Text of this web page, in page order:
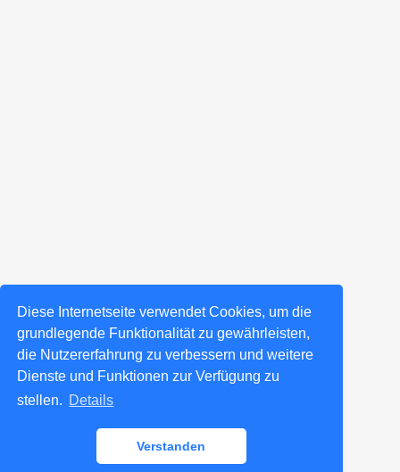
Diese Internetseite verwendet Cookies, um die
grundlegende Funktionalität zu gewährleisten,
die Nutzererfahrung zu verbessern und weitere
Dienste und Funktionen zur Verfügung zu
stellen. Details
Verstanden